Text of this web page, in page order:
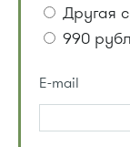
Другая
990
E-mail